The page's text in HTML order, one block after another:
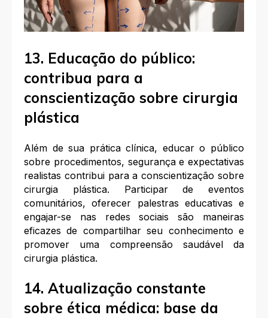
13. Educação do público:
contribua para a
conscientização sobre cirurgia
plástica
Além de sua prática clínica, educar o público
sobre procedimentos, segurança e expectativas
realistas contribui para a conscientização sobre
cirurgia plástica. Participar de eventos
comunitários, oferecer palestras educativas e
engajar-se nas redes sociais são maneiras
eficazes de compartilhar seu conhecimento e
promover uma compreensão saudável da
cirurgia plástica.
14. Atualização constante
sobre ética médica: base da